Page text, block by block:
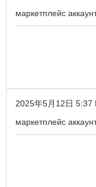
маркетплейс
2025年5月12日 5:37
маркетплейс